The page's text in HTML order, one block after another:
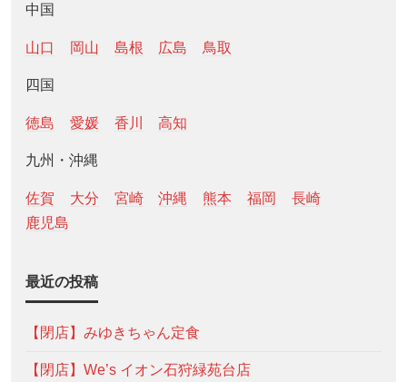
中国
山口 岡山 島根 広島 鳥取
四国
徳島 愛媛 香川 高知
九州・沖縄
佐賀 大分 宮崎 沖縄 熊本 福岡
長崎
鹿児島
最近の投稿
【閉店】みゆきちゃん定食
【閉店】We’s イオン石狩緑苑台店